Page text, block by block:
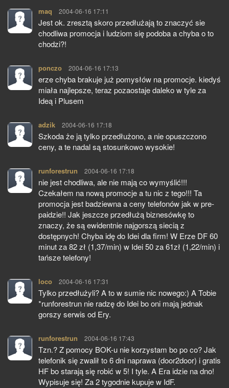
maq pisze:
2004-06-16 17:11
Jest ok. zresztą skoro przedłużają to znaczyć sie
chodliwa promocja i ludziom się podoba a chyba o to
chodzi?!
ponczo pisze:
2004-06-16 17:13
erze chyba brakuje już pomysłów na promocje. kiedyś
miała najlepsze, teraz pozaostaje daleko w tyle za
Ideą i Plusem
adzik pisze:
2004-06-16 17:18
Szkoda że ją tylko przedłużono, a nie opuszczono
ceny, a te nadal są stosunkowo wysokie!
runforestrun pisze:
2004-06-16 17:18
nie jest chodliwa, ale nie mają co wymyślić!!!
Czekałem na nową promocje a tu nic z tego!!! Ta
promocja jest badziewna a ceny telefonów jak w pre-
paidzie!! Jak jeszcze przedłużą biznesówkę to
znaczy, że są ewidentnie najgorszą siecią z
dostępnych! Chyba idę do Idei dla firm! W Erze DF 60
minut za 82 zł (1,37/min) w Idei 50 za 61zł (1,22/min) i
tańsze telefony!
loco pisze:
2004-06-16 17:31
Tylko przedłużyli? A to w sumie nic nowego:) A Tobie
*runforestrun nie radzę do Idei bo oni mają jednak
gorszy serwis od Ery.
runforestrun pisze:
2004-06-16 17:43
Tzn.? Z pomocy BOK-u nie korzystam bo po co? Jak
telefonik się zwalił to 6 dni naprawa (door2door) i gratis
HF bo starają się robić w 5! I tyle. A Era idzie na dno!
Wypisuje się! Za 2 tygodnie kupuje w IdF.